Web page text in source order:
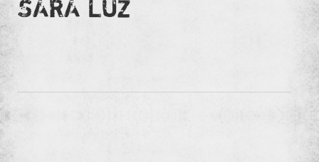
SARA LUZ